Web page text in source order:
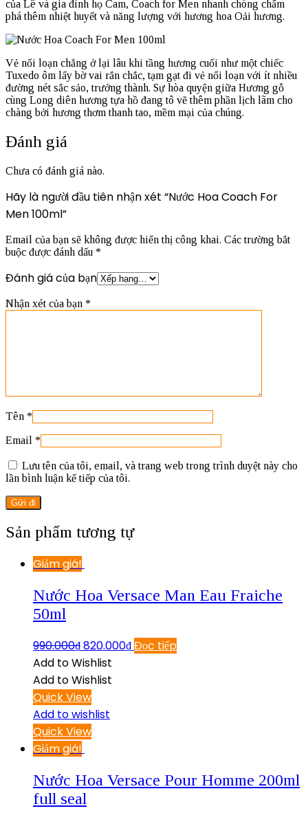
của Lê và gia đình họ Cam, Coach for Men nhanh chóng chấm
phá thêm nhiệt huyết và năng lượng với hương hoa Oải hương.
Vẻ nổi loạn chẳng ở lại lâu khi tầng hương cuối như một chiếc
Tuxedo ôm lấy bờ vai rắn chắc, tạm gạt đi vẻ nổi loạn với ít nhiều
đường nét sắc sảo, trưởng thành. Sự hòa quyện giữa Hương gỗ
cùng Long diên hương tựa hồ đang tô vẽ thêm phần lịch lãm cho
chàng bởi hương thơm thanh tao, mềm mại của chúng.
Đánh giá
Chưa có đánh giá nào.
Hãy là người đầu tiên nhận xét “Nước Hoa Coach For
Men 100ml”
Email của bạn sẽ không được hiển thị công khai. Các trường bắt
buộc được đánh dấu *
Đánh giá của bạn
Nhận xét của bạn *
Tên *
Email *
Lưu tên của tôi, email, và trang web trong trình duyệt này cho
lần bình luận kế tiếp của tôi.
Sản phẩm tương tự
Giảm giá!
Nước Hoa Versace Man Eau Fraiche
50ml
990.000₫820.000₫Đọc tiếp
Add to Wishlist
Add to Wishlist
Quick View
Add to wishlist
Quick View
Giảm giá!
Nước Hoa Versace Pour Homme 200ml
full seal